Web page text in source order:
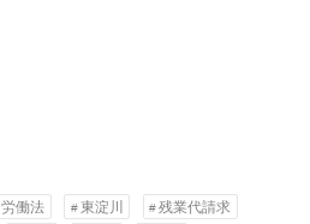
労働法 東淀川
残業代請求